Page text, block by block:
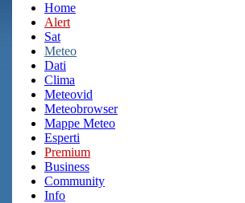
Home
Alert
Sat
Meteo
Dati
Clima
Meteovid
Meteobrowser
Mappe Meteo
Esperti
Premium
Business
Community
Info